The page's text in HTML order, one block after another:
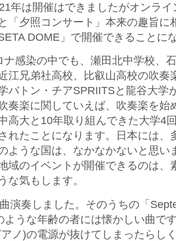
年は開催はできましたがオンラ
「夕照コンサート」本来の趣旨に
DOME」で開催できることに
ナ感染の中でも、瀬田北中学校、
江兄弟社高校、比叡山高校の吹奏
バトン・チアSPRIITSと龍谷大学
奏楽に関していえば、吹奏楽を始
高大と10年取り組んできた大学4
れたことになります。日本には、
ような国は、なかなかないと思い
域のイベントが開催できるのは
な気もします。
演奏しました。そのうちの「
ような年齢の者には懐かしい曲で
ノ)の電源が抜けてしまったらし